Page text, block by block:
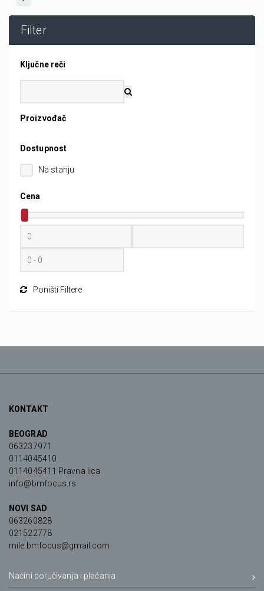
Filter
Ključne reči
Proizvođač
Dostupnost
Na stanju
Cena
Poništi Filtere
KONTAKT
BEOGRAD
063237971
0114045410
0114045411 Pravna lica
info@bmfocus.rs
NOVI SAD
063260828
021522778
mile.bmfocus@gmail.com
Načini poručivanja i plaćanja